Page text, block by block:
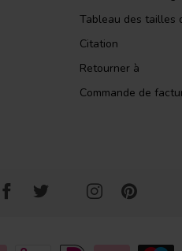
Tableau des tailles
Citation
Retourner à
Commande de